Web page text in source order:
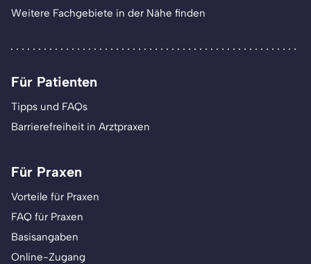
Weitere Fachgebiete in der Nähe finden
Für Patienten
Tipps und FAQs
Barrierefreiheit in Arztpraxen
Für Praxen
Vorteile für Praxen
FAQ für Praxen
Basisangaben
Online-Zugang